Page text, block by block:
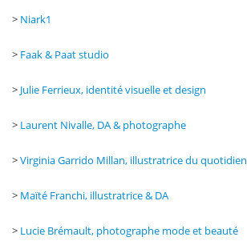
> Niark1
> Faak & Paat studio
> Julie Ferrieux, identité visuelle et design
> Laurent Nivalle, DA & photographe
>Virginia Garrido Millan, illustratrice du quotidien
> Maïté Franchi, illustratrice & DA
> Lucie Brémault, photographe mode et beauté